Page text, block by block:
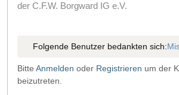
der C.F.W. Borgward IG e.V.
Folgende Benutzer bedankten sich:
Bitte Anmelden oder Registrieren um der
beizutreten.